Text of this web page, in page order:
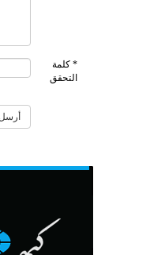
* كلمة
التحقق